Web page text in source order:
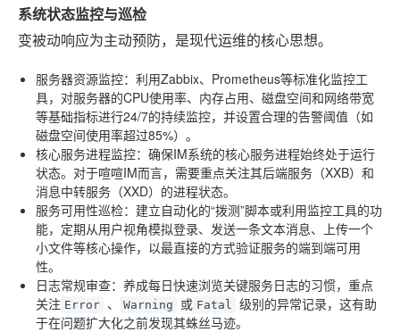
系统状态监控与巡检
变被动响应为主动预防，是现代运维的核心思想。
服务器资源监控：利用Zabbix、Prometheus等标准化监控工
具，对服务器的CPU使用率、内存占用、磁盘空间和网络带宽
等基础指标进行24/7的持续监控，并设置合理的告警阈值（如
磁盘空间使用率超过85%）。
核心服务进程监控：确保IM系统的核心服务进程始终处于运行
状态。对于喧喧IM而言，需要重点关注其后端服务（XXB）和
消息中转服务（XXD）的进程状态。
服务可用性巡检：建立自动化的“拨测”脚本或利用监控工具的功
能，定期从用户视角模拟登录、发送一条文本消息、上传一个
小文件等核心操作，以最直接的方式验证服务的端到端可用
性。
日志常规审查：养成每日快速浏览关键服务日志的习惯，重点
关注 Error 、 Warning 或 Fatal
级别的异常记录，这有助
于在问题扩大化之前发现其蛛丝马迹。